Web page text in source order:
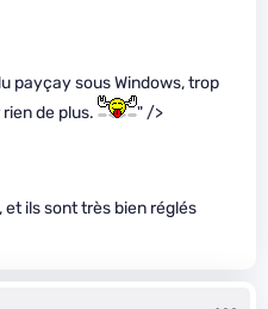
payçay sous Windows, trop
de plus.
" />
ils sont très bien réglés